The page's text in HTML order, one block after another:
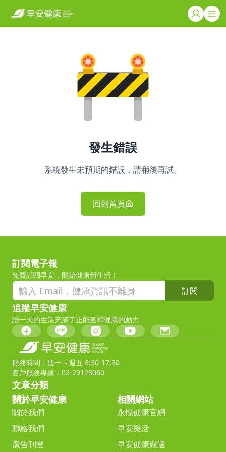
發生錯誤
系統發生未預期的錯誤，請稍後再試。
回到首頁
訂閱電子報
免費訂閱早安，開始健康新生活！
訂閱
追蹤早安健康
讓一天的生活充滿了正能量和健康的動力
服務時間：週一～週五 8:30-17:30
客戶服務專線：02-29128060
文章分類
關於早安健康
關於我們
聯絡我們
廣告刊登
相關網站
永悅健康官網
早安樂活
早安健康嚴選